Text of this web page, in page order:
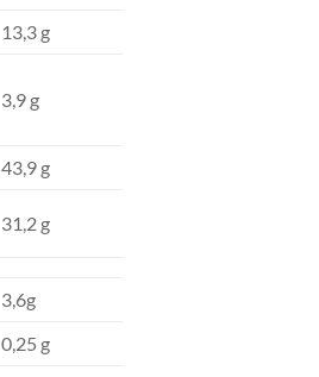
13,3 g
3,9 g
43,9 g
31,2 g
3,6g
0,25 g